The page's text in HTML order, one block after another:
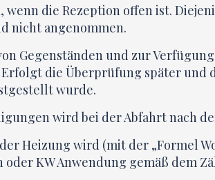
die Rezeption offen ist.
nicht angenommen.
Gegenständen und zur
die Überprüfung später
wurde.
wird bei der Abfahrt nach
Heizung wird (mit der „Formel
oder KW Anwendung gemäß dem